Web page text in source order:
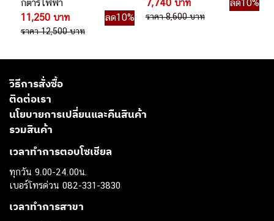
กีตาร์ไฟฟ้า
11,250 บาท
ลด10%
ราคา 12,500 บาท
7,740 บาท
ลด10%
ราคา 8,600 บาท
วิธีการสั่งซื้อ
ติดต่อเรา
นโยบายการเปลี่ยนและคืนสินค้า
รวมสินค้า
เวลาทำการตอบโซเชียล
ทุกวัน 9.00-24.00น.
เบอร์โทรด่วน 082-331-3830
เวลาทำการสาขา